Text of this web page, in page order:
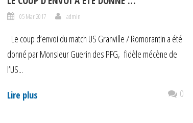
05 Mar 2017 admin
Le coup d’envoi du match US Granville / Romorantin a été
donné par Monsieur Guerin des PFG, fidèle mécène de
l’US...
Lire plus 0